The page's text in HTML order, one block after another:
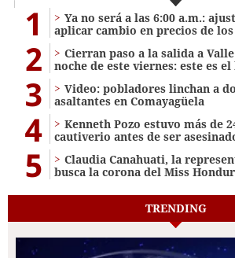
1
Ya no será a las 6:00 a.m.:
aplicar cambio en precios de
2
Cierran paso a la salida a
noche de este viernes: este es
3
Video: pobladores linchan a
asaltantes en Comayagüela
4
Kenneth Pozo estuvo más de
cautiverio antes de ser
5
Claudia Canahuati, la
busca la corona del Miss
TRENDING